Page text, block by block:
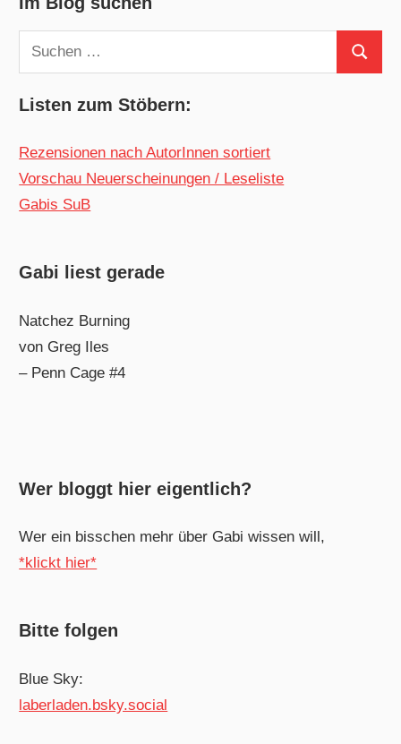
Suchen
nach:
Suchen
Listen zum Stöbern:
Rezensionen nach AutorInnen sortiert
Vorschau Neuerscheinungen / Leseliste
Gabis SuB
Gabi liest gerade
Natchez Burning
von Greg Iles
– Penn Cage #4
Wer bloggt hier eigentlich?
Wer ein bisschen mehr über Gabi wissen will,
*klickt hier*
Bitte folgen
Blue Sky:
laberladen.bsky.social